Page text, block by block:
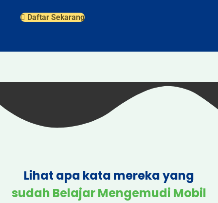
Daftar Sekarang
Lihat apa kata mereka yang
sudah Belajar Mengemudi Mobil